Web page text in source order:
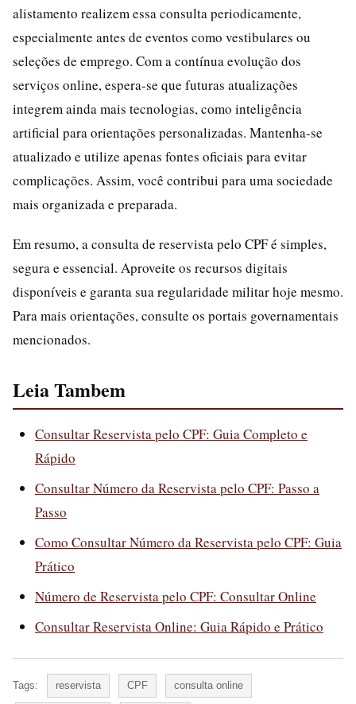
alistamento realizem essa consulta periodicamente,
especialmente antes de eventos como vestibulares ou
seleções de emprego. Com a contínua evolução dos
serviços online, espera-se que futuras atualizações
integrem ainda mais tecnologias, como inteligência
artificial para orientações personalizadas. Mantenha-se
atualizado e utilize apenas fontes oficiais para evitar
complicações. Assim, você contribui para uma sociedade
mais organizada e preparada.
Em resumo, a consulta de reservista pelo CPF é simples,
segura e essencial. Aproveite os recursos digitais
disponíveis e garanta sua regularidade militar hoje mesmo.
Para mais orientações, consulte os portais governamentais
mencionados.
Leia Tambem
Consultar Reservista pelo CPF: Guia Completo e
Rápido
Consultar Número da Reservista pelo CPF: Passo a
Passo
Como Consultar Número da Reservista pelo CPF: Guia
Prático
Número de Reservista pelo CPF: Consultar Online
Consultar Reservista Online: Guia Rápido e Prático
Tags: reservista CPF consulta online